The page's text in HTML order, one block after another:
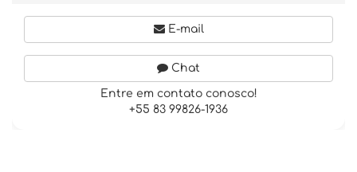
E-mail
Chat
Entre em contato conosco!
+55 83 99826-1936